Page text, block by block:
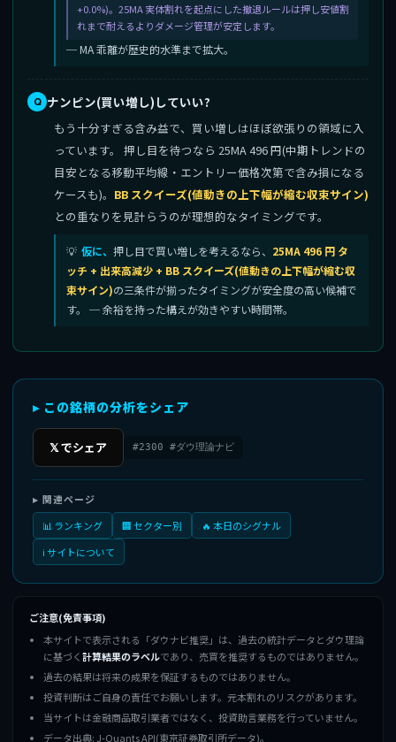
+0.0%)。25MA 実体割れを起点にした撤退ルールは押し安値割
れまで耐えるよりダメージ管理が安定します。
─ MA 乖離が歴史的水準まで拡大。
ナンピン(買い増し)していい?
もう十分すぎる含み益で、買い増しはほぼ欲張りの領域に入
っています。 押し目を待つなら 25MA 496 円(中期トレンドの
目安となる移動平均線・エントリー価格次第で含み損になる
ケースも)。 BB スクイーズ(値動きの上下幅が縮む収束サイン)
との重なりを見計らうのが理想的なタイミングです。
仮に、 押し目で買い増しを考えるなら、 25MA 496 円 タ
ッチ + 出来高減少 + BB スクイーズ(値動きの上下幅が縮む収
束サイン)の三条件が揃ったタイミングが安全度の高い候補で
す。 ─ 余裕を持った構えが効きやすい時間帯。
▸ この銘柄の分析をシェア
𝕏 でシェア #2300 #ダウ理論ナビ
▸ 関連ページ
📊 ランキング
🏢 セクター別
🔥 本日のシグナル
ℹ️ サイトについて
ご注意(免責事項)
本サイトで表示される「ダウナビ推奨」は、過去の統計データとダウ理論
に基づく計算結果のラベルであり、売買を推奨するものではありません。
過去の結果は将来の成果を保証するものではありません。
投資判断はご自身の責任でお願いします。元本割れのリスクがあります。
当サイトは金融商品取引業者ではなく、投資助言業務を行っていません。
データ出典: J-Quants API(東京証券取引所データ)。